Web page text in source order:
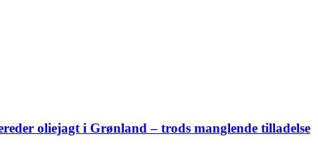
oliejagt i Grønland – trods manglende tilladelse